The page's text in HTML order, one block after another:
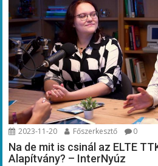
2023-11-20 Főszerkesztő 0
Na de mit is csinál az ELTE
Alapítvány? – InterNyúz